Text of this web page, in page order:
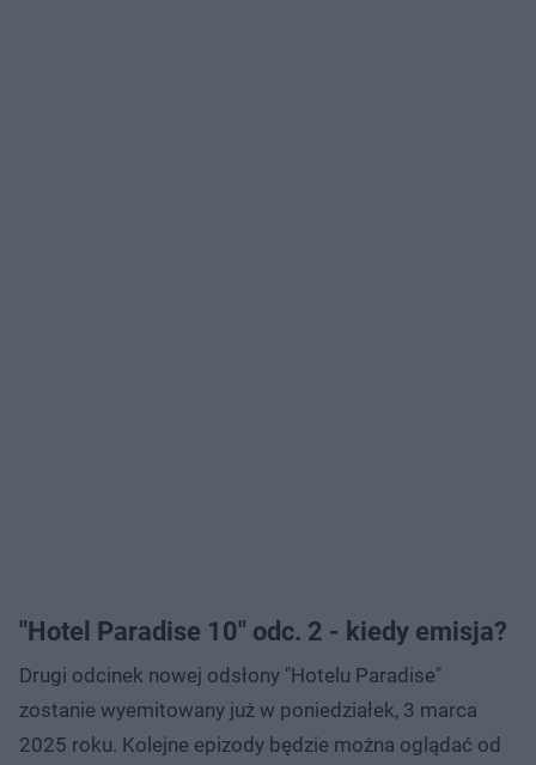
"Hotel Paradise 10" odc. 2 - kiedy emisja?
Drugi odcinek nowej odsłony "Hotelu Paradise"
zostanie wyemitowany już w poniedziałek, 3 marca
2025 roku. Kolejne epizody będzie można oglądać od